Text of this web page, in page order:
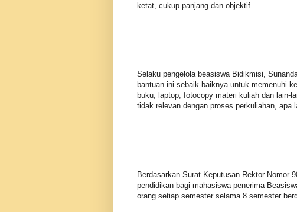
ketat, cukup panjang dan objektif.
Selaku pengelola beasiswa Bidikmisi,
bantuan ini sebaik-baiknya untuk memenuhi
buku, laptop, fotocopy materi kuliah dan lain-
tidak relevan dengan proses perkuliahan, apa
Berdasarkan Surat Keputusan Rektor Nomor
pendidikan bagi mahasiswa penerima
orang setiap semester selama 8 semester